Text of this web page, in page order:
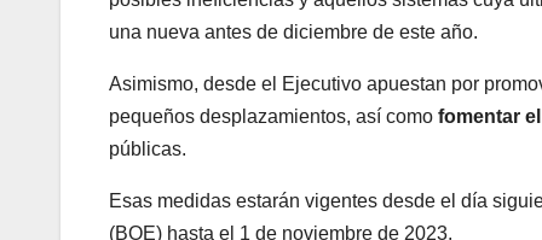
una nueva antes de diciembre de este año.
Asimismo, desde el Ejecutivo apuestan por
pequeños desplazamientos, así como fomentar
públicas.
Esas medidas estarán vigentes desde el día
(BOE) hasta el 1 de noviembre de 2023.